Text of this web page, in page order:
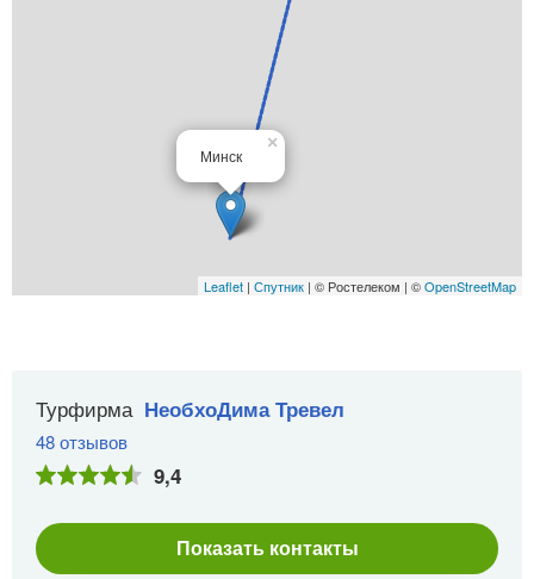
Минск
×
Leaflet | Спутник | © Ростелеком | ©OpenStreetMap
Турфирма НеобхоДима Тревел
48 отзывов
9,4
Показать контакты